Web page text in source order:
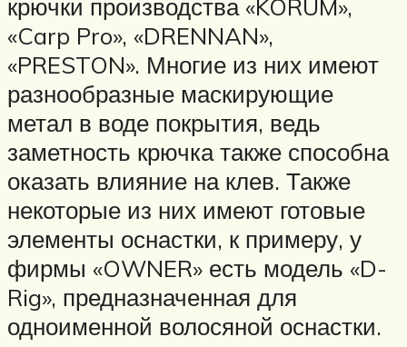
крючки производства «KORUM»,
«Carp Pro», «DRENNAN»,
«PRESTON». Многие из них имеют
разнообразные маскирующие
метал в воде покрытия, ведь
заметность крючка также способна
оказать влияние на клев. Также
некоторые из них имеют готовые
элементы оснастки, к примеру, у
фирмы «OWNER» есть модель «D-
Rig», предназначенная для
одноименной волосяной оснастки.